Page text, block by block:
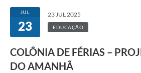
JUL
23
23 JUL 2025
EDUCAÇÃO
COLÔNIA DE FÉRIAS –
DO AMANHÃ